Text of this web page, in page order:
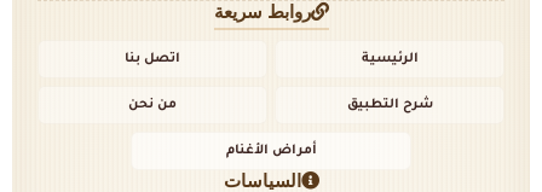
روابط سريعة
الرئيسية اتصل بنا
شرح التطبيق من نحن
أمراض الأغنام
السياسات